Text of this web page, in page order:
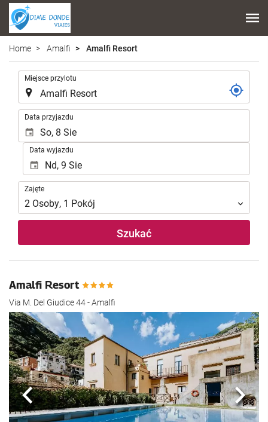
Home Amalfi Amalfi Resort
Miejsce przylotu
Data przyjazdu
Data wyjazdu
Zajęte
Zajęte
2 Osoby, 1 Pokój
Szukać
Amalfi Resort
Via M. Del Giudice 44 - Amalfi
Poprzedni